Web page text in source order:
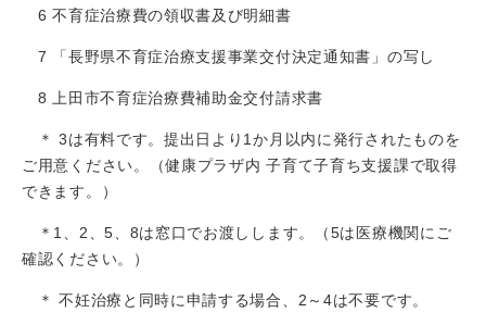
6 不育症治療費の領収書及び明細書
7 「長野県不育症治療支援事業交付決定通知書」の写し
8 上田市不育症治療費補助金交付請求書
＊ 3は有料です。提出日より1か月以内に発行されたものを
ご用意ください。（健康プラザ内 子育て子育ち支援課で取得
できます。）
＊1、2、5、8は窓口でお渡しします。（5は医療機関にご
確認ください。）
＊ 不妊治療と同時に申請する場合、2～4は不要です。